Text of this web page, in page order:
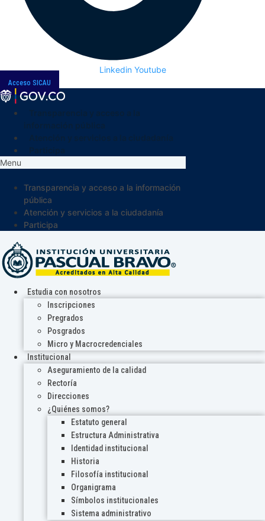
Linkedin Youtube
Acceso SICAU
Menu
Transparencia y acceso a la información
pública
Atención y servicios a la ciudadanía
Participa
Estudia con nosotros
Inscripciones
Pregrados
Posgrados
Micro y Macrocredenciales
Institucional
Aseguramiento de la calidad
Rectoría
Direcciones
¿Quiénes somos?
Estatuto general
Estructura Administrativa
Identidad institucional
Historia
Filosofía institucional
Organigrama
Símbolos institucionales
Sistema administrativo